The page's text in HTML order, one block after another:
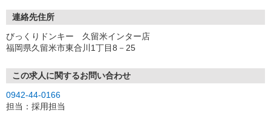
連絡先住所
びっくりドンキー 久留米インター店
福岡県久留米市東合川1丁目8－25
この求人に関するお問い合わせ
0942-44-0166
担当：採用担当